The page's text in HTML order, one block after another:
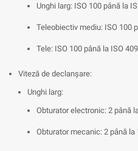
Unghi larg: ISO 100 până la
Teleobiectiv mediu: ISO 100
Tele: ISO 100 până la ISO
Viteză de declanșare:
Unghi larg:
Obturator electronic: 2 până
Obturator mecanic: 2 până la